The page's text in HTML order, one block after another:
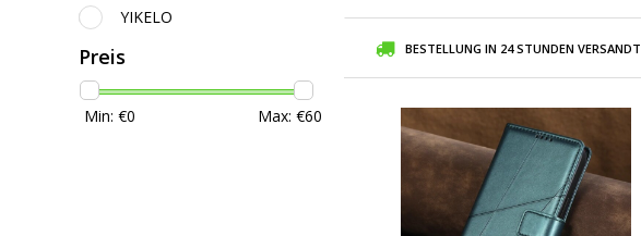
YIKELO
Preis
Min: €0 Max: €60
BESTELLUNG IN 24 STUNDEN VERSANDT